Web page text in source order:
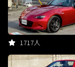
1717人